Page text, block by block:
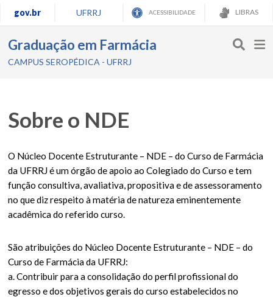
gov.br UFRRJ ACESSIBILIDADE LIBRAS
Graduação em Farmácia
CAMPUS SEROPÉDICA - UFRRJ
Sobre o NDE
O Núcleo Docente Estruturante – NDE – do Curso de Farmácia
da UFRRJ é um órgão de apoio ao Colegiado do Curso e tem
função consultiva, avaliativa, propositiva e de assessoramento
no que diz respeito à matéria de natureza eminentemente
acadêmica do referido curso.
São atribuições do Núcleo Docente Estruturante – NDE – do
Curso de Farmácia da UFRRJ:
a. Contribuir para a consolidação do perfil profissional do
egresso e dos objetivos gerais do curso estabelecidos no